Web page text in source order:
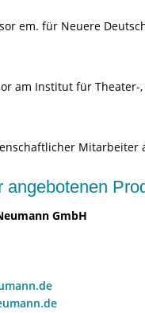
em. für Neuere
am Institut für
Mitarbeiter
angebotenen
GmbH